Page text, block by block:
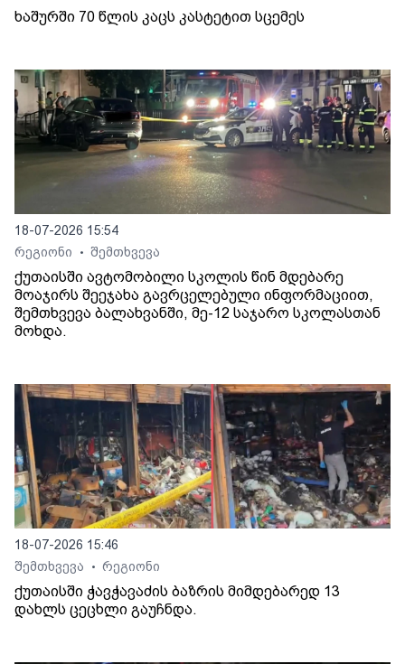
ხაშურში 70 წლის კაცს კასტეტით სცემეს
18-07-2026 15:54
რეგიონი
• შემთხვევა
ქუთაისში ავტომობილი სკოლის წინ მდებარე
მოაჯირს შეეჯახა გავრცელებული ინფორმაციით,
შემთხვევა ბალახვანში, მე-12 საჯარო სკოლასთან
მოხდა.
18-07-2026 15:46
შემთხვევა
• რეგიონი
ქუთაისში ჭავჭავაძის ბაზრის მიმდებარედ 13
დახლს ცეცხლი გაუჩნდა.